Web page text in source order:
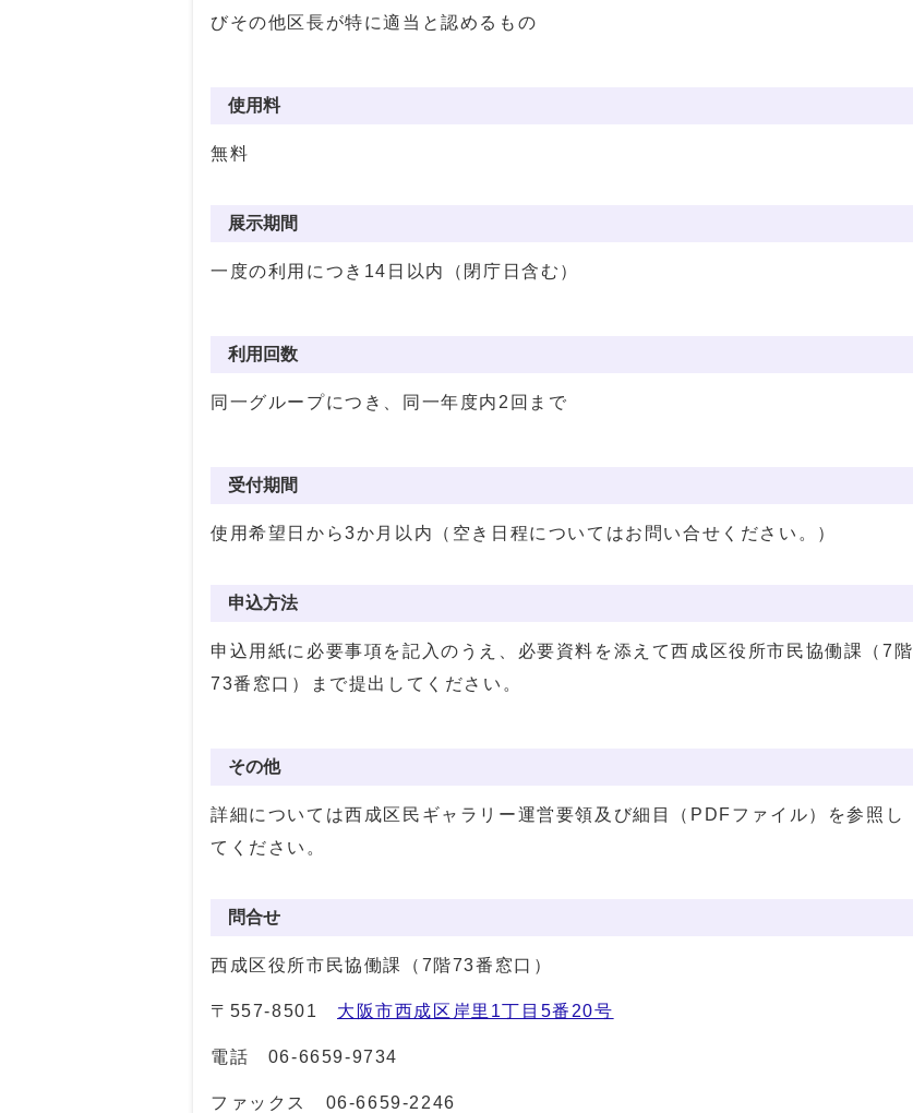
びその他区長が特に適当と認めるもの
使用料
無料
展示期間
一度の利用につき14日以内（閉庁日含む）
利用回数
同一グループにつき、同一年度内2回まで
受付期間
使用希望日から3か月以内（空き日程についてはお問い合せください。）
申込方法
申込用紙に必要事項を記入のうえ、必要資料を添えて西成区役所市民協働課（7階
73番窓口）まで提出してください。
その他
詳細については西成区民ギャラリー運営要領及び細目（PDFファイル）を参照し
てください。
問合せ
西成区役所市民協働課（7階73番窓口）
〒557-8501 大阪市西成区岸里1丁目5番20号
電話 06-6659-9734
ファックス 06-6659-2246